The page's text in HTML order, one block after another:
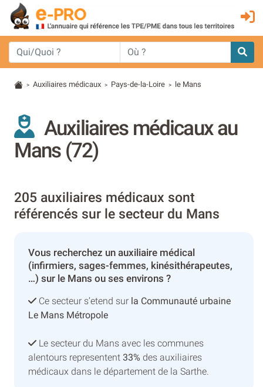
> Auxiliaires médicaux > Pays-de-la-Loire > le Mans
Auxiliaires médicaux au
Mans (72)
205 auxiliaires médicaux sont
référencés sur le secteur du Mans
Vous recherchez un auxiliaire médical
(infirmiers, sages-femmes, kinésithérapeutes,
…) sur le Mans ou ses environs ?
Ce secteur s’etend sur la Communauté urbaine
Le Mans Métropole
Le secteur du Mans avec les communes
alentours representent 33% des auxiliaires
médicaux dans le département de la Sarthe.